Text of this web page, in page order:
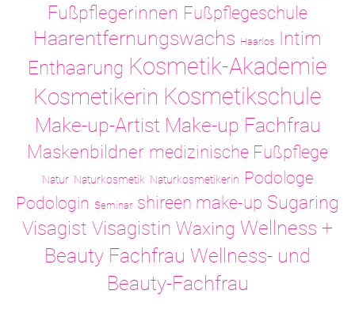
Fußpflegerinnen Fußpflegeschule
Haarentfernungswachs Haarlos Intim
Enthaarung Kosmetik-Akademie
Kosmetikerin Kosmetikschule
Make-up-Artist Make-up Fachfrau
Maskenbildner medizinische Fußpflege
Natur Naturkosmetik Naturkosmetikerin Podologe
Podologin Seminar shireen make-up Sugaring
Visagist Visagistin Waxing Wellness +
Beauty Fachfrau Wellness- und
Beauty-Fachfrau